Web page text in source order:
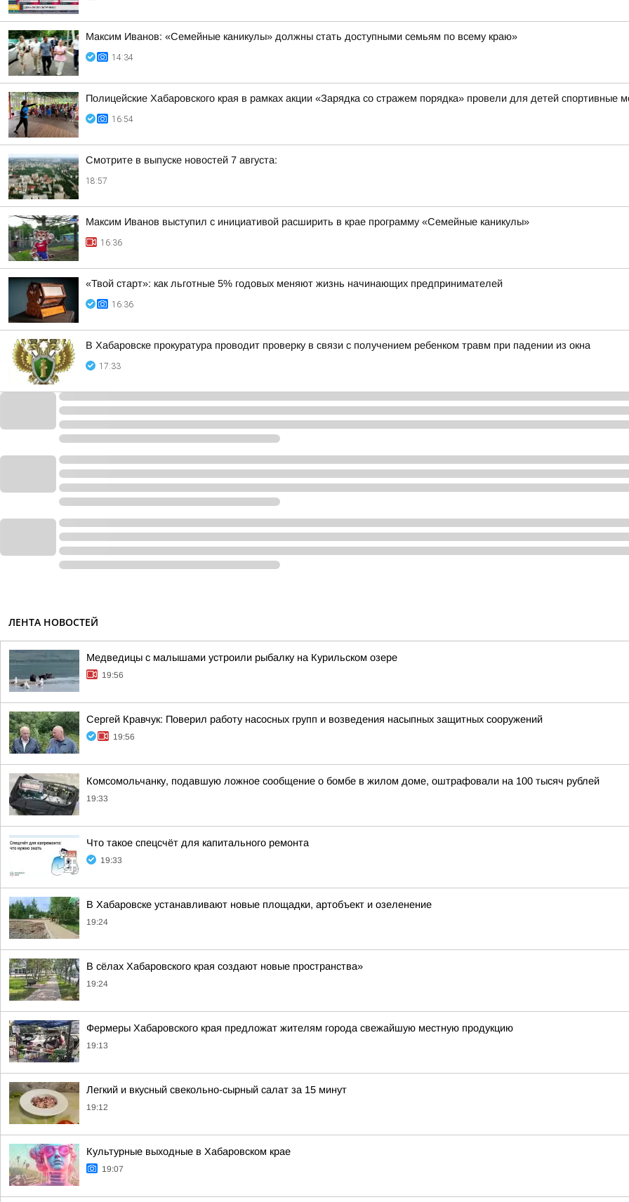
Максим Иванов: «Семейные каникулы» должны стать доступными семьям по всему краю»
14:34
Полицейские Хабаровского края в рамках акции «Зарядка со стражем порядка» провели для детей спортивные
16:54
Смотрите в выпуске новостей 7 августа:
18:57
Максим Иванов выступил с инициативой расширить в крае программу «Семейные каникулы»
16:36
«Твой старт»: как льготные 5% годовых меняют жизнь начинающих предпринимателей
16:36
В Хабаровске прокуратура проводит проверку в связи с получением ребенком травм при падении из окна
17:33
ЛЕНТА НОВОСТЕЙ
Медведицы с малышами устроили рыбалку на Курильском озере
19:56
Сергей Кравчук: Поверил работу насосных групп и возведения насыпных защитных сооружений
19:56
Комсомольчанку, подавшую ложное сообщение о бомбе в жилом доме, оштрафовали на 100 тысяч рублей
19:33
Что такое спецсчёт для капитального ремонта
19:33
В Хабаровске устанавливают новые площадки, артобъект и озеленение
19:24
В сёлах Хабаровского края создают новые пространства»
19:24
Фермеры Хабаровского края предложат жителям города свежайшую местную продукцию
19:13
Легкий и вкусный свекольно-сырный салат за 15 минут
19:12
Культурные выходные в Хабаровском крае
19:07